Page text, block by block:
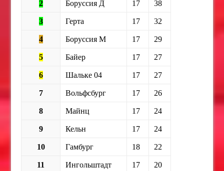
2 Боруссия Д 17 38
3 Герта 17 32
4 Боруссия М 17 29
5 Байер 17 27
6 Шальке 04 17 27
7 Вольфсбург 17 26
8 Майнц 17 24
9 Кельн 17 24
10 Гамбург 18 22
11 Ингольштадт 17 20